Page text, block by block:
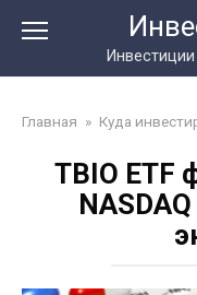
Главная » Куда
TBIO ETF